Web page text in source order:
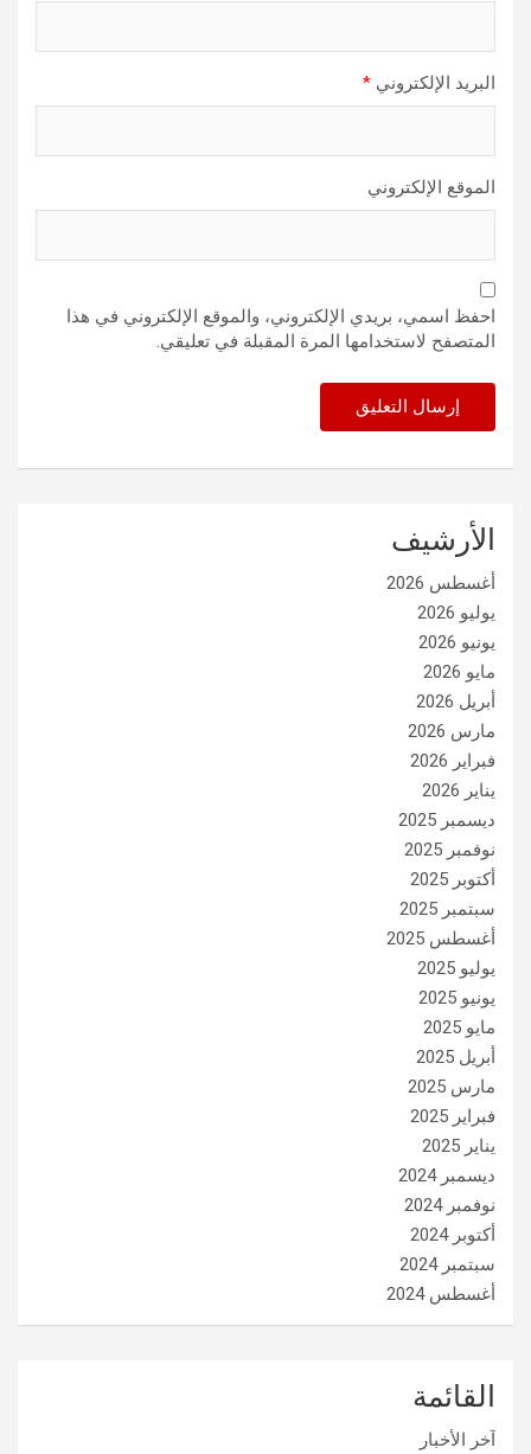
البريد الإلكتروني *
الموقع الإلكتروني
احفظ اسمي، بريدي الإلكتروني، والموقع الإلكتروني في هذا
المتصفح لاستخدامها المرة المقبلة في تعليقي.
الأرشيف
أغسطس 2026
يوليو 2026
يونيو 2026
مايو 2026
أبريل 2026
مارس 2026
فبراير 2026
يناير 2026
ديسمبر 2025
نوفمبر 2025
أكتوبر 2025
سبتمبر 2025
أغسطس 2025
يوليو 2025
يونيو 2025
مايو 2025
أبريل 2025
مارس 2025
فبراير 2025
يناير 2025
ديسمبر 2024
نوفمبر 2024
أكتوبر 2024
سبتمبر 2024
أغسطس 2024
القائمة
آخر الأخبار